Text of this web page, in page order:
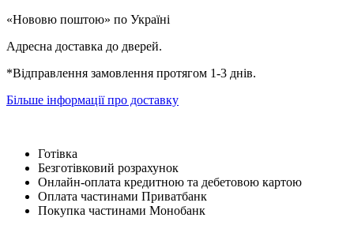
«Нововю поштою» по Україні
Адресна доставка до дверей.
*Відправлення замовлення протягом 1-3 днів.
Більше інформації про доставку
Готівка
Безготівковий розрахунок
Онлайн-оплата кредитною та дебетовою картою
Оплата частинами Приватбанк
Покупка частинами Монобанк